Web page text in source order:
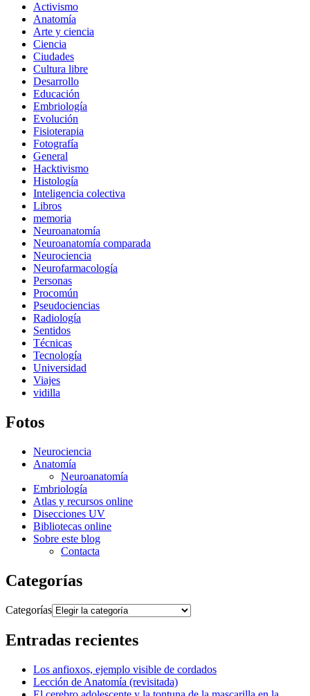
Activismo
Anatomía
Arte y ciencia
Ciencia
Ciudades
Cultura libre
Desarrollo
Educación
Embriología
Evolución
Fisioterapia
Fotografía
General
Hacktivismo
Histología
Inteligencia colectiva
Libros
memoria
Neuroanatomía
Neuroanatomía comparada
Neurociencia
Neurofarmacología
Personas
Procomún
Pseudociencias
Radiología
Sentidos
Técnicas
Tecnología
Universidad
Viajes
vidilla
Fotos
Neurociencia
Anatomía
Neuroanatomía
Embriología
Atlas y recursos online
Disecciones UV
Bibliotecas online
Sobre este blog
Contacta
Categorías
Categorías
Entradas recientes
Los anfioxos, ejemplo visible de cordados
Lección de Anatomía (revisitada)